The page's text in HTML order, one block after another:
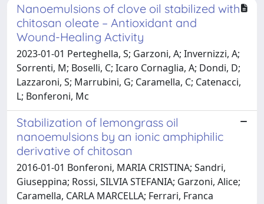
Nanoemulsions of clove oil stabilized with
chitosan oleate – Antioxidant and
Wound-Healing Activity
2023-01-01 Perteghella, S; Garzoni, A; Invernizzi, A;
Sorrenti, M; Boselli, C; Icaro Cornaglia, A; Dondi, D;
Lazzaroni, S; Marrubini, G; Caramella, C; Catenacci,
L; Bonferoni, Mc
Stabilization of lemongrass oil
nanoemulsions by an ionic amphiphilic
derivative of chitosan
2016-01-01 Bonferoni, MARIA CRISTINA; Sandri,
Giuseppina; Rossi, SILVIA STEFANIA; Garzoni, Alice;
Caramella, CARLA MARCELLA; Ferrari, Franca